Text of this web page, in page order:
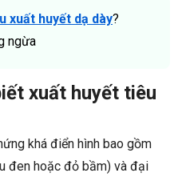
xuất huyết dạ dày?
ngừa
xuất huyết tiêu
khá điển hình bao gồm
đen hoặc đỏ bầm) và đại